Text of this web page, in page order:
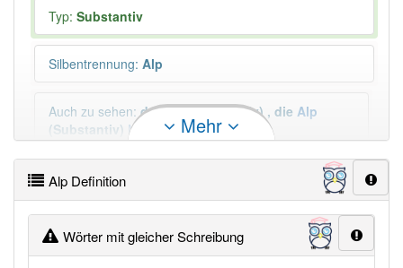
Typ: Substantiv
Silbentrennung: Alp
Auch zu sehen: derAlp(Substantiv) , die Alp
(Substantiv) Mehr
Plural:die Alpe, die Alpen
Duden geprüft: Alp Duden Alp Wiktionary
Mehr
Alp Definition
Wörter mit gleicher Schreibung